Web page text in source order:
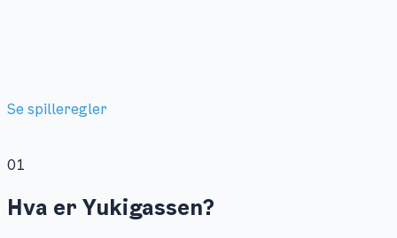
Se spilleregler
01
Hva er Yukigassen?